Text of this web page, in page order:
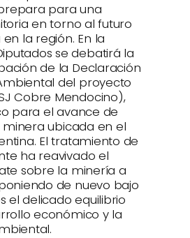
para una
en torno al futuro
la región. En la
se debatirá la
de la Declaración
del proyecto
Cobre Mendocino),
para el avance de
minera ubicada en el
El tratamiento de
ha reavivado el
sobre la minería a
de nuevo bajo
el delicado equilibrio
económico y la